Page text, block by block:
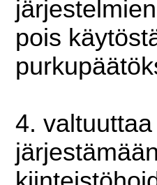
pois
4.